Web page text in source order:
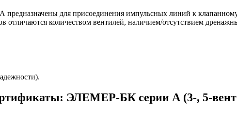
предназначены для присоединения импульсных линий к
отличаются количеством вентилей, наличием/отсутствием
ЭЛЕМЕР-БК серии А (3-, 5-